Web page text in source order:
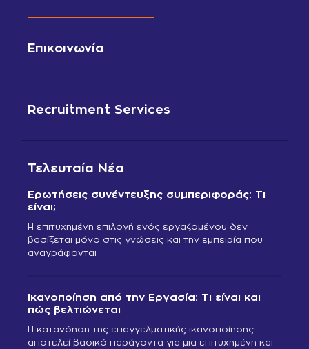
Επικοινωνία
Recruitment Services
Τελευταία Νέα
Ερωτήσεις συνέντευξης συμπεριφοράς: Τι
είναι;
Η επιτυχημένη επιλογή ενός εργαζομένου δεν
βασίζεται μόνο στις γνώσεις και την εμπειρία που
αναγράφονται
Ικανοποίηση από την Εργασία: Τι είναι και
πώς βελτιώνεται
Η κατανόηση της επαγγελματικής ικανοποίησης
αποτελεί βασικό παράγοντα για μια επιτυχημένη και